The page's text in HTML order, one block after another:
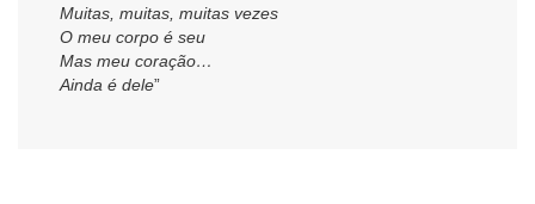
Muitas, muitas, muitas vezes
O meu corpo é seu
Mas meu coração…
Ainda é dele”